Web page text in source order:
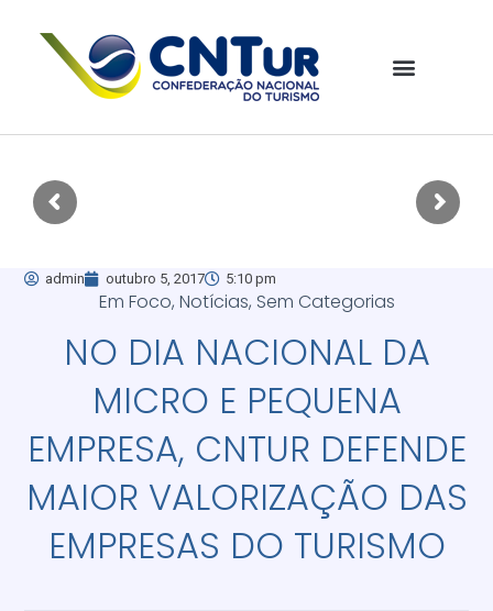
admin outubro 5, 2017 5:10 pm
Em Foco, Notícias, Sem Categorias
NO DIA NACIONAL DA
MICRO E PEQUENA
EMPRESA, CNTUR DEFENDE
MAIOR VALORIZAÇÃO DAS
EMPRESAS DO TURISMO